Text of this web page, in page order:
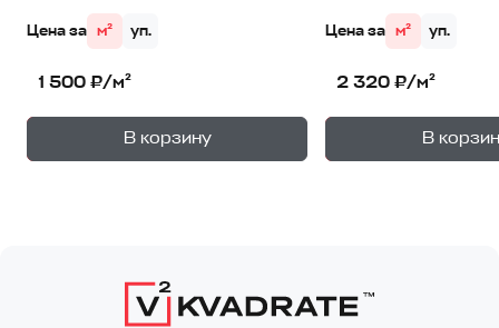
Цена за м² уп.
1 500 ₽/м²
В корзину
1уп.
Цена за м² уп.
2 320 ₽/м²
В 1